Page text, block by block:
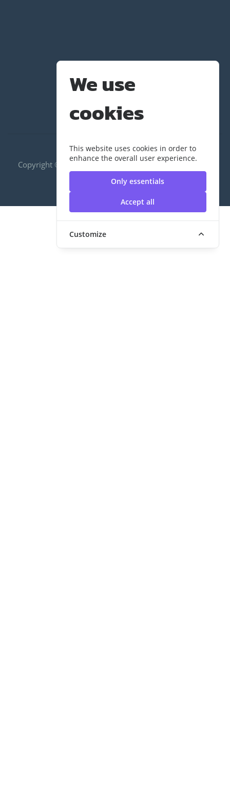
We use
cookies
This website uses cookies in order to
enhance the overall user experience.
Only essentials
Accept all
Customize
Copyright ©2020 RUS|กองพัฒนานักศึกษา | มหาวิทยาลัย
เทคโนโลยีราชมงคลสุวรรณภูมิ